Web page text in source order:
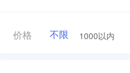
价格 不限 1000以内